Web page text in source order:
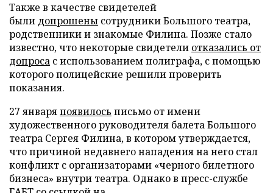
Также в качестве свидетелей
были допрошены сотрудники Большого театра,
родственники и знакомые Филина. Позже стало
известно, что некоторые свидетели отказались от
допроса с использованием полиграфа, с помощью
которого полицейские решили проверить
показания.
27 январяпоявилось письмо от имени
художественного руководителя балета Большого
театра Сергея Филина, в котором утверждается,
что причиной недавнего нападения на него стал
конфликт с организаторами «черного билетного
бизнеса» внутри театра. Однако в пресс-службе